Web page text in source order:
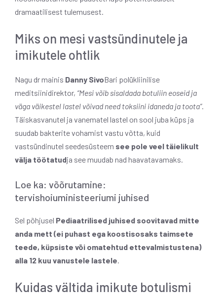
dramaatilisest tulemusest.
Miks on mesi vastsündinutele ja
imikutele ohtlik
Nagu dr mainis Danny SivoBari polükliinilise
meditsiinidirektor, “Mesi võib sisaldada botuliin eoseid ja
väga väikestel lastel võivad need toksiini idaneda ja toota”.
Täiskasvanutel ja vanematel lastel on sool juba küps ja
suudab bakterite vohamist vastu võtta, kuid
vastsündinutel seedesüsteem see pole veel täielikult
välja töötatudja see muudab nad haavatavamaks.
Loe ka: võõrutamine:
tervishoiuministeeriumi juhised
Sel põhjusel Pediaatrilised juhised soovitavad mitte
anda mett (ei puhast ega koostisosaks taimsete
teede, küpsiste või omatehtud ettevalmistustena)
alla 12 kuu vanustele lastele
Kuidas vältida imikute botulismi